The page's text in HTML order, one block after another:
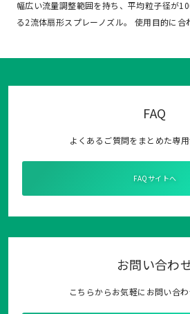
幅広い流量調整範囲を持ち、平均粒子径が
る2流体扇形スプレーノズル。 使用目的に
FAQ
よくあるご質問をまとめた専用
FAQサイトへ
お問い合わ
こちらからお気軽にお問い合わ